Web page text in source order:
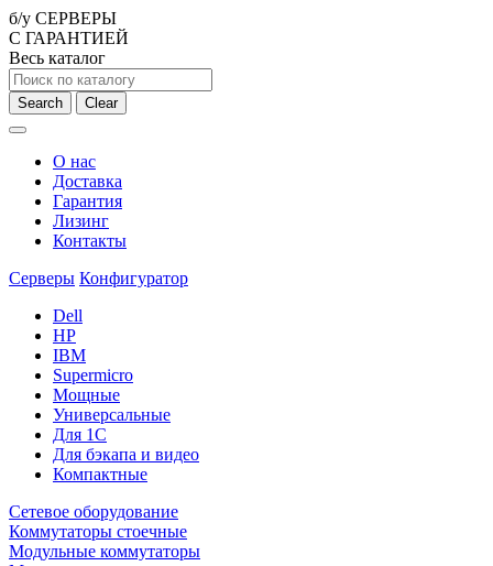
б/у СЕРВЕРЫ
С ГАРАНТИЕЙ
Весь каталог
Search Clear
О нас
Доставка
Гарантия
Лизинг
Контакты
Серверы Конфигуратор
Dell
HP
IBM
Supermicro
Мощные
Универсальные
Для 1С
Для бэкапа и видео
Компактные
Сетевое оборудование
Коммутаторы стоечные
Модульные коммутаторы